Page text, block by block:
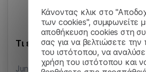
Κάνοντας κλικ στο
των cookies", συμφωνείτε
αποθήκευση cookies στη
σας για να βελτιώσετε την
του ιστότοπου, να
χρήση του ιστότοπου και
Τι είναι η μεταγραφή φωνής;
June 16, 2024